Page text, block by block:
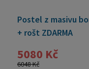
Postel z masivu
+ rošt ZDARMA
5080 Kč
6048 Kč